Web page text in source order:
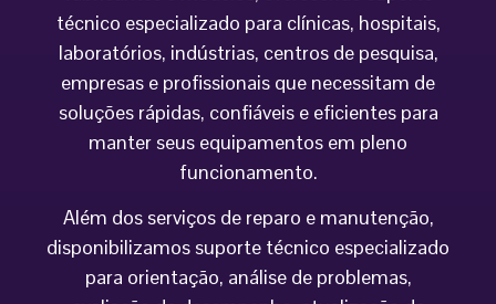
técnico especializado para clínicas, hospitais,
laboratórios, indústrias, centros de pesquisa,
empresas e profissionais que necessitam de
soluções rápidas, confiáveis e eficientes para
manter seus equipamentos em pleno
funcionamento.
Além dos serviços de reparo e manutenção,
disponibilizamos suporte técnico especializado
para orientação, análise de problemas,